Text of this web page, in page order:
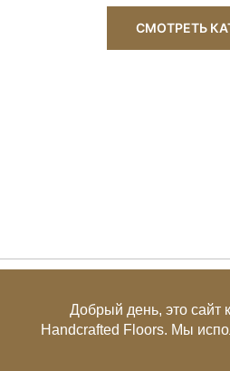
СМОТРЕТЬ
Добрый день, это сайт
Handcrafted Floors. Мы